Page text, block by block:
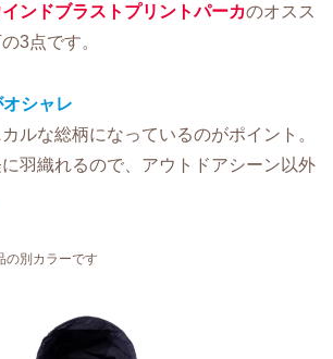
インドブラストプリントパーカのオスス
3点です。
シャレ
ルな総柄になっているのがポイント。
羽織れるので、アウトドアシーン以外
の別カラーです